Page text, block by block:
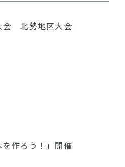
会 北勢地区大会
作ろう！」開催